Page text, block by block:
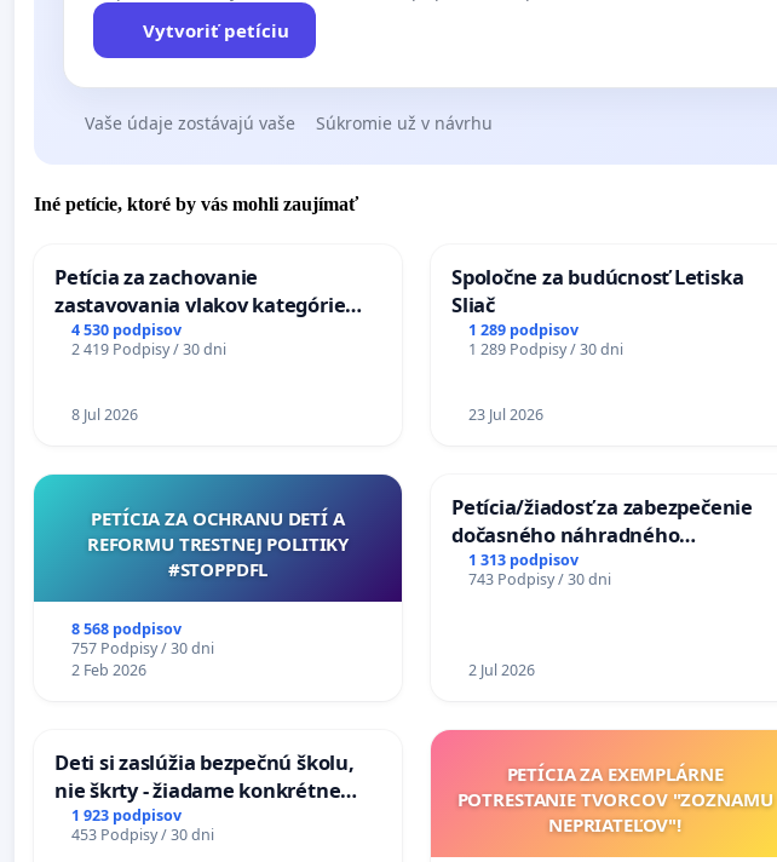
Vytvoriť petíciu
Vaše údaje zostávajú vaše Súkromie už v návrhu
Iné petície, ktoré by vás mohli zaujímať
Petícia za zachovanie
zastavovania vlakov kategórie
Expres (Ex) TATRAN v železničnej
stanici Púchov
4 530 podpisov
2 419 Podpisy / 30 dni
8 Jul 2026
Spoločne za budúcnosť Letiska
Sliač
1 289 podpisov
1 289 Podpisy / 30 dni
23 Jul 2026
PETÍCIA ZA OCHRANU DETÍ A
REFORMU TRESTNEJ POLITIKY
#STOPPDFL
8 568 podpisov
757 Podpisy / 30 dni
2 Feb 2026
Petícia/žiadosť za zabezpečenie
dočasného náhradného
premostenia Váhu počas úplnej
uzávery Vážskeho mosta v
1 313 podpisov
743 Podpisy / 30 dni
2 Jul 2026
Deti si zaslúžia bezpečnú školu,
nie škrty - žiadame konkrétne
opatrenia na zlepšenie situácie v
školstve
1 923 podpisov
453 Podpisy / 30 dni
PETÍCIA ZA EXEMPLÁRNE
POTRESTANIE TVORCOV "ZOZNAMU
NEPRIATEĽOV"!